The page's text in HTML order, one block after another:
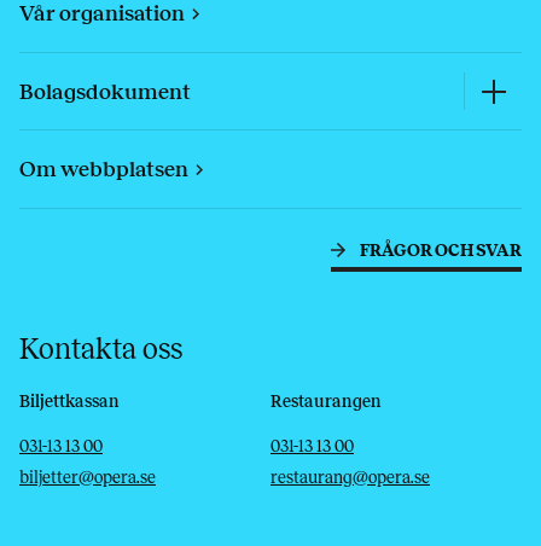
Vår organisation
Bolagsdokument
Om webbplatsen
FRÅGOR OCH SVAR
Kontakta oss
Biljettkassan
Telefon
031-13 13 00
E-post
biljetter@opera.se
Restaurangen
Telefon
031-13 13 00
E-post
restaurang@opera.se